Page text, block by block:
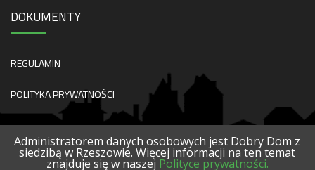
DOKUMENTY
REGULAMIN
POLITYKA PRYWATNOŚCI
Administratorem danych osobowych jest Dobry Dom z
siedzibą w Rzeszowie. Więcej informacji na ten temat
znajduje się w naszej Polityce prywatności.